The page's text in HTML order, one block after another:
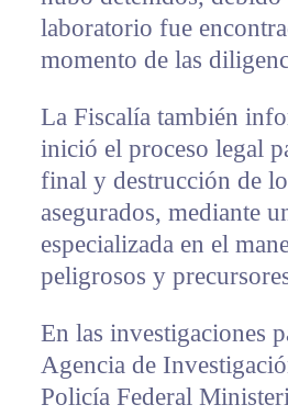
laboratorio fue
momento de las
La Fiscalía también
inició el proceso legal
final y destrucción de
asegurados, mediante
especializada en el
peligrosos y
En las investigaciones
Agencia de
Policía Federal